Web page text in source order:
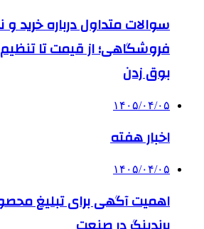
سوالات متداول درباره خرید
فروشگاهی؛ از قیمت تا
بوق زدن
۱۴۰۵/۰۴/۰۵
اخبار هفته
۱۴۰۵/۰۴/۰۵
اهمیت آگهی برای تبلیغ